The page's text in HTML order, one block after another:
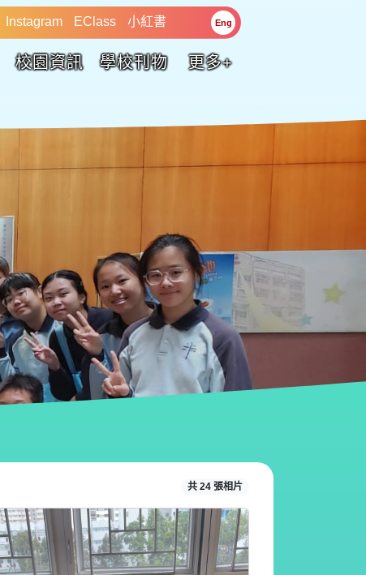
Instagram EClass 小紅書 Eng
校園資訊 學校刊物 更多+
共 24 張相片